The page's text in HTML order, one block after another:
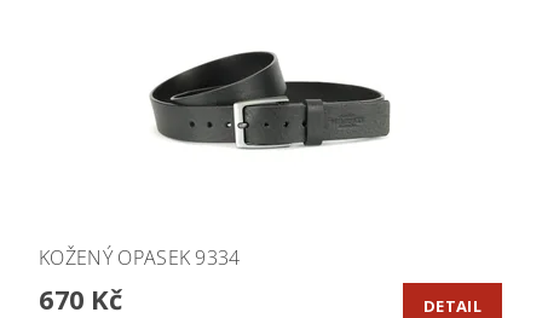
KOŽENÝ OPASEK 9334
670 Kč DETAIL